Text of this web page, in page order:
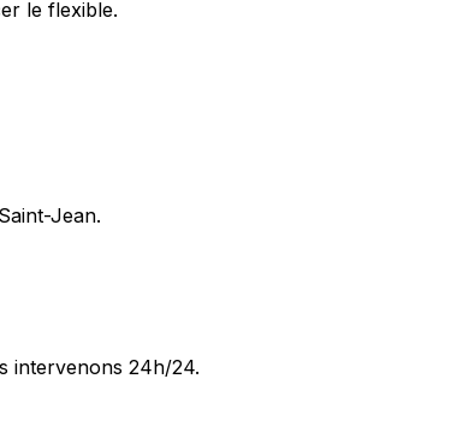
le flexible.
Jean.
intervenons 24h/24.